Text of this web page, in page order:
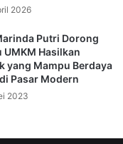
2022
2026
Putri Dorong
UMKM Hasilkan
yang Mampu Berdaya
Pasar Modern
2023